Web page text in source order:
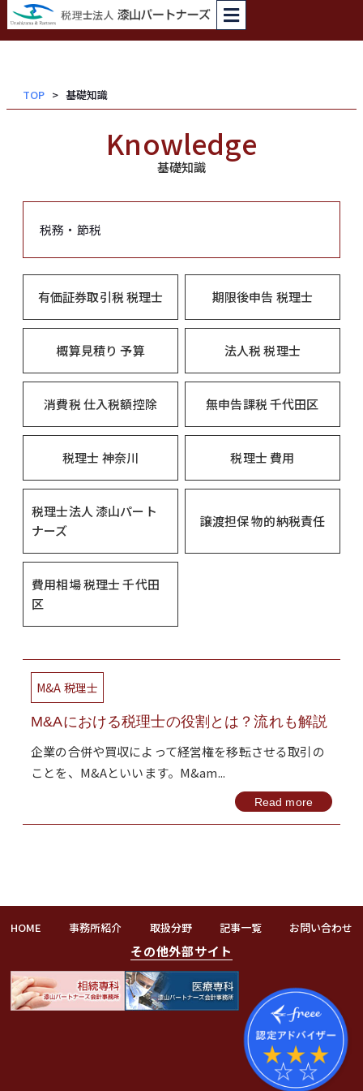
内
容
TOP 基礎知識
Knowledge
基礎知識
税務・節税
有価証券取引税 税理士 期限後申告 税理士
概算見積り 予算 法人税 税理士
消費税 仕入税額控除 無申告課税 千代田区
税理士 神奈川 税理士 費用
税理士法人 漆山パート
ナーズ
譲渡担保 物的納税責任
費用相場 税理士 千代田
区
M&A 税理士
M&Aにおける税理士の役割とは？流れも解説
企業の合併や買収によって経営権を移転させる取引の
ことを、M&Aといいます。M&am...
Read more
HOME 事務所紹介 取扱分野 記事一覧 お問い合わせ
その他外部サイト